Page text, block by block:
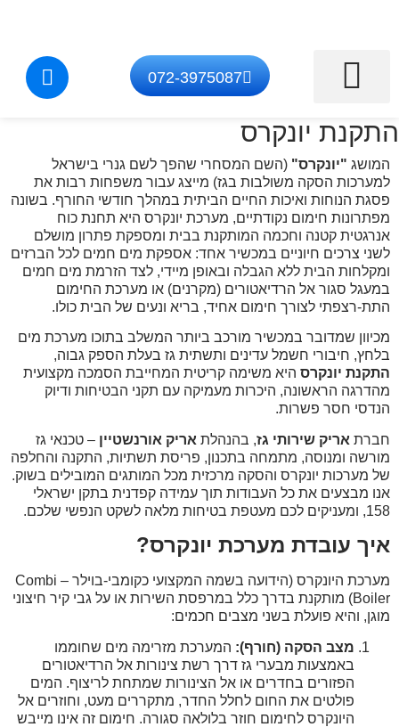
072-3975087
התקנת יונקרס
המושג "יונקרס" (השם המסחרי שהפך לשם גנרי בישראל
למערכות הסקה משולבות בגז) מייצג עבור משפחות רבות את
פסגת הנוחות ואיכות החיים הביתית במהלך חודשי החורף. בשונה
מפתרונות חימום נקודתיים, מערכת יונקרס היא תחנת כוח
אנרגטית קטנה וחכמה המותקנת בבית ומספקת פתרון מושלם
לשני צרכים חיוניים במכשיר אחד: אספקת מים חמים לכל הברזים
ומקלחות הבית ללא הגבלה ובאופן מיידי, לצד הזרמת מים חמים
במעגל סגור אל הרדיאטורים (מקרנים) או מערכת החימום
התת-רצפתי לצורך חימום אחיד, בריא ונעים של הבית כולו.
מכיוון שמדובר במכשיר מורכב ביותר המשלב בתוכו מערכת מים
בלחץ, חיבורי חשמל עדינים ותשתית גז בעלת הספק גבוה,
התקנת יונקרס היא משימה קריטית המחייבת הסמכה מקצועית
מהדרגה הראשונה, היכרות מעמיקה עם תקני הבטיחות ודיוק
הנדסי חסר פשרות.
חברת אריק שירותי גז, בהנהלת אריק אורנשטיין – טכנאי גז
מורשה ומנוסה, מתמחה בתכנון, פריסת תשתיות, התקנה והחלפה
של מערכות יונקרס והסקה מרכזית מכל המותגים המובילים בשוק.
אנו מבצעים את כל העבודות תוך עמידה קפדנית בתקן ישראלי
158, ומעניקים לכם מעטפת בטיחות מלאה לשקט הנפשי שלכם.
איך עובדת מערכת יונקרס?
מערכת היונקרס (הידועה בשמה המקצועי כקומבי-בוילר – Combi
Boiler) מותקנת בדרך כלל במרפסת השירות או על גבי קיר חיצוני
מוגן, והיא פועלת בשני מצבים חכמים:
מצב הסקה (חורף): המערכת מזרימה מים שחוממו
באמצעות מבערי גז דרך רשת צינורות אל הרדיאטורים
הפזורים בחדרים או אל הצינורות שמתחת לריצוף. המים
פולטים את החום לחלל החדר, מתקררים מעט, וחוזרים אל
היונקרס לחימום חוזר בלולאה סגורה. חימום זה אינו מייבש